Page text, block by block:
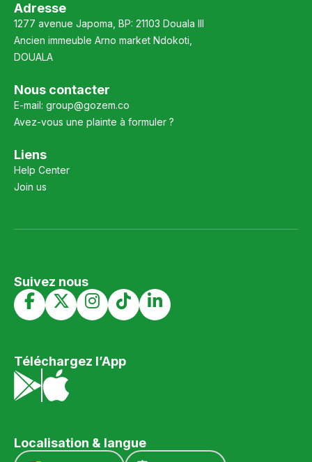
Adresse
1277 avenue Japoma, BP: 21103 Douala III
Ancien immeuble Arno market Ndokoti,
DOUALA
Nous contacter
E-mail: group@gozem.co
Avez-vous une plainte à formuler ?
Liens
Help Center
Join us
Suivez nous
Téléchargez l’App
Localisation & langue